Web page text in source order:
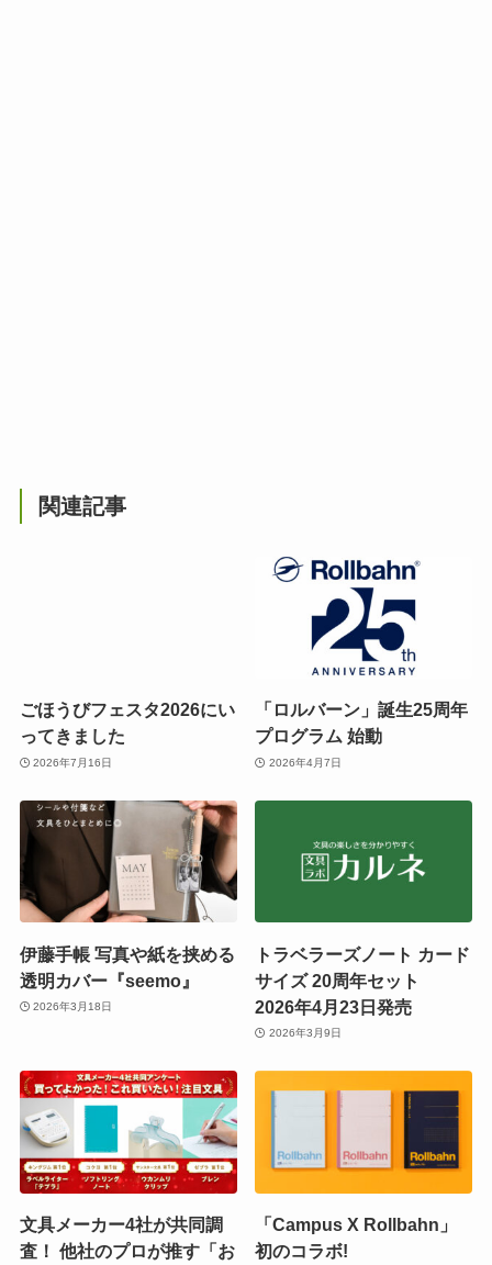
関連記事
ごほうびフェスタ2026にい
ってきました
2026年7月16日
「ロルバーン」誕生25周年
プログラム 始動
2026年4月7日
伊藤手帳 写真や紙を挟める
透明カバー『seemo』
2026年3月18日
トラベラーズノート カード
サイズ 20周年セット
2026年4月23日発売
2026年3月9日
文具メーカー4社が共同調
査！ 他社のプロが推す「お
「Campus X Rollbahn」
初のコラボ!